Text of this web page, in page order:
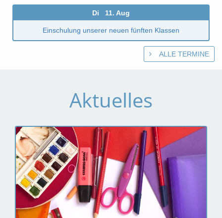
Di 11. Aug
Einschulung unserer neuen fünften Klassen
ALLE TERMINE
Aktuelles